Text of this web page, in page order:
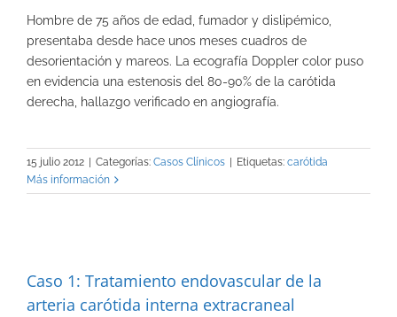
Hombre de 75 años de edad, fumador y dislipémico,
presentaba desde hace unos meses cuadros de
desorientación y mareos. La ecografía Doppler color puso
en evidencia una estenosis del 80-90% de la carótida
derecha, hallazgo verificado en angiografía.
15 julio 2012 | Categorías: Casos Clínicos | Etiquetas: carótida
Más información
Caso 1: Tratamiento endovascular de la
arteria carótida interna extracraneal